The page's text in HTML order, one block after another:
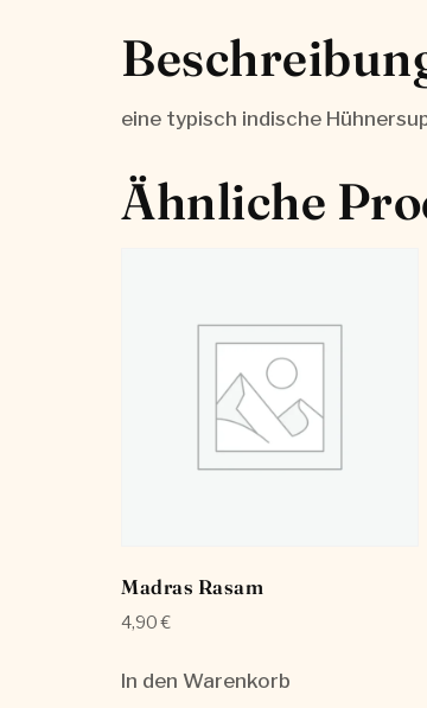
eine typisch indische
Ähnliche
Madras Rasam
4,90€
In den Warenkorb